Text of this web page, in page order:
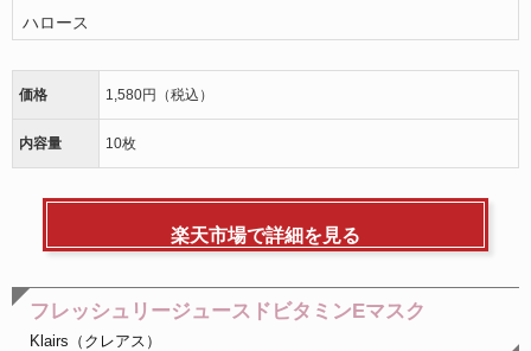
ハロース
価格 1,580円（税込）
内容量 10枚
楽天市場で詳細を見る
フレッシュリージュースドビタミンEマスク
Klairs（クレアス）